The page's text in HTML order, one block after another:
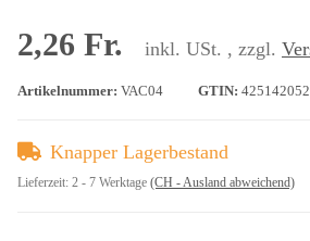
2,26 Fr. inkl. USt. , zzgl.
Artikelnummer: VAC04 GTIN:
Knapper Lagerbestand
Lieferzeit: 2 - 7 Werktage (CH - Ausland abweichend)